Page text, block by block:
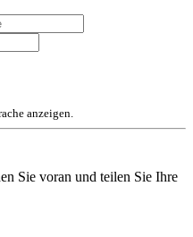
anzeigen.
Sie voran und teilen Sie Ihre